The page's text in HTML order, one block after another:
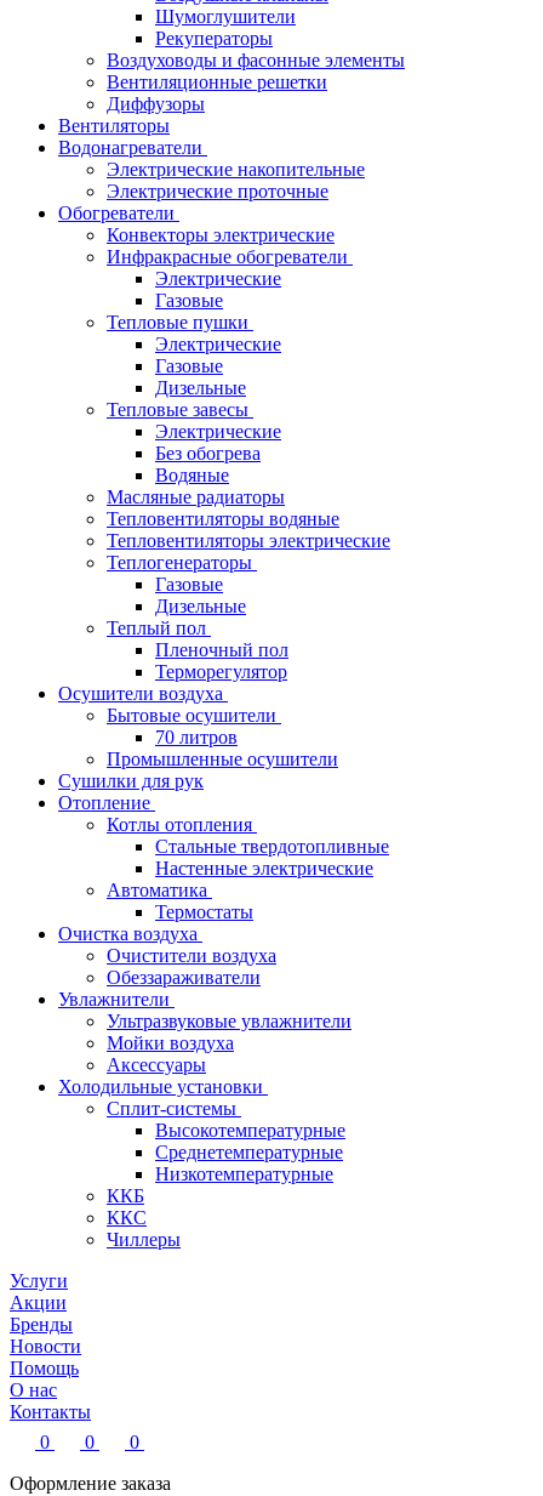
Шумоглушители
Рекуператоры
Воздуховоды и фасонные элементы
Вентиляционные решетки
Диффузоры
Вентиляторы
Водонагреватели
Электрические накопительные
Электрические проточные
Обогреватели
Конвекторы электрические
Инфракрасные обогреватели
Электрические
Газовые
Тепловые пушки
Электрические
Газовые
Дизельные
Тепловые завесы
Электрические
Без обогрева
Водяные
Масляные радиаторы
Тепловентиляторы водяные
Тепловентиляторы электрические
Теплогенераторы
Газовые
Дизельные
Теплый пол
Пленочный пол
Терморегулятор
Осушители воздуха
Бытовые осушители
70 литров
Промышленные осушители
Сушилки для рук
Отопление
Котлы отопления
Стальные твердотопливные
Настенные электрические
Автоматика
Термостаты
Очистка воздуха
Очистители воздуха
Обеззараживатели
Увлажнители
Ультразвуковые увлажнители
Мойки воздуха
Аксессуары
Холодильные установки
Сплит-системы
Высокотемпературные
Среднетемпературные
Низкотемпературные
ККБ
ККС
Чиллеры
Услуги
Акции
Бренды
Новости
Помощь
О нас
Контакты
0
0
0
Оформление заказа